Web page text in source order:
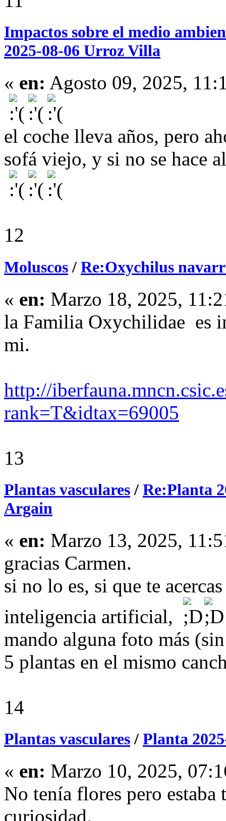
Impactos sobre el medio
2025-08-06 Urroz Villa
« en: Agosto 09, 2025,
el coche lleva años, pero
sofá viejo, y si no se hace
12
Moluscos / Re:Oxychilus
« en: Marzo 18, 2025,
la Familia Oxychilidae es
mi.
http://
rank=T&idtax=69005
13
Plantas vasculares / Re:Planta
Argain
« en: Marzo 13, 2025,
gracias Carmen.
si no lo es, si que te
inteligencia artificial,
mando alguna foto más
5 plantas en el mismo
14
Plantas vasculares/ Planta
« en: Marzo 10, 2025,
No tenía flores pero
curiosidad.